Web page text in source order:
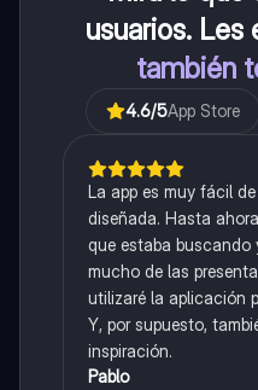
usuarios.
también
4.6/5App Store
La app es muy fácil
diseñada. Hasta
que estaba buscando
mucho de las
utilizaré la aplicación
Y, por supuesto,
inspiración.
Pablo